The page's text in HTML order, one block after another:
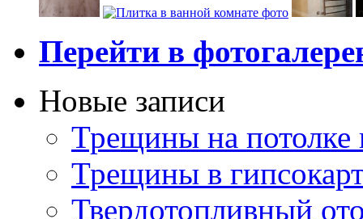
Перейти в
Новые записи
Трещины на потолке
Трещины в
Твердотопливный